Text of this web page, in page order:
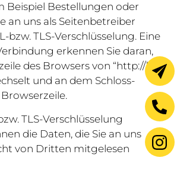
Beispiel Bestellungen oder
an uns als Seitenbetreiber
bzw. TLS-Verschlüsselung. Eine
erkennen Sie daran,
des Browsers von “http://”
und an dem Schloss-
TLS-Verschlüsselung
die Daten, die Sie an uns
von Dritten mitgelesen